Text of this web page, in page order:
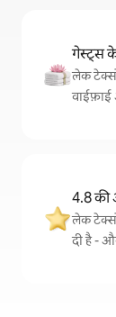
गेस्ट्स के
लेक
4.8 की
लेक
दी है -